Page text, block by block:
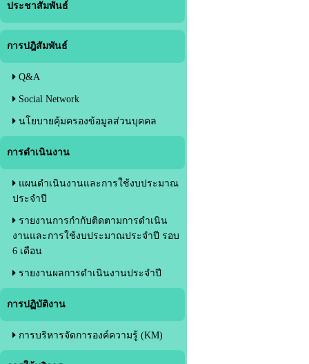
ประชาสัมพันธ์
การปฎิสัมพันธ์
Q&A
Social Network
นโยบายคุ้มครองข้อมูลส่วนบุคคล
การดำเนินงาน
แผนดำเนินงานและการใช้งบประมาณ
ประจำปี
รายงานการกำกับติดตามการดำเนิน
งานและการใช้งบประมาณประจำปี รอบ
6 เดือน
รายงานผลการดำเนินงานประจำปี
การปฏิบัติงาน
การบริหารจัดการองค์ความรู้ (KM)